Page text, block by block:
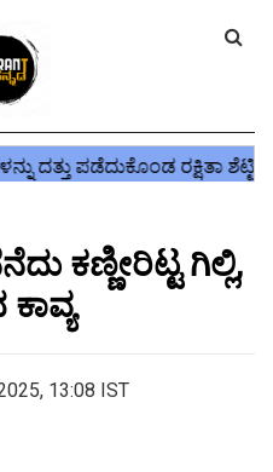
ಕಣ್ಣೀರಿಟ್ಟ ಗಿಲ್ಲಿ,
13:08 IST